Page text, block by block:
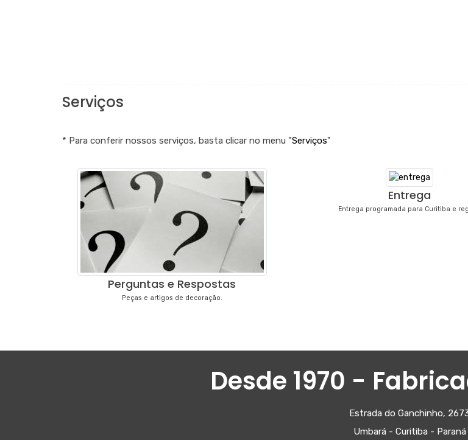
Serviços
* Para conferir nossos serviços, basta clicar no menu "Serviços"
Perguntas e Respostas
Peças e artigos de decoração.
Entrega
Entrega programada para Curitiba e
Desde 1970 -
Estrada do Ganchinho,
Umbará - Curitiba - Paraná